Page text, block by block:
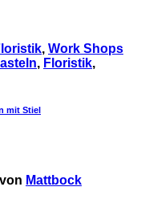
, Work Shops
, Floristik,
mit Stiel
von Mattbock